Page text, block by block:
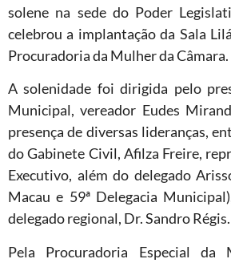
solene na sede do Poder
celebrou a implantação da Sala
Procuradoria da Mulher da Câmara.
A solenidade foi dirigida pelo
Municipal, vereador Eudes
presença de diversas lideranças,
do Gabinete Civil, Afilza Freire,
Executivo, além do delegado
Macau e 59ª Delegacia
delegado regional, Dr. Sandro Régis.
Pela Procuradoria Especial da